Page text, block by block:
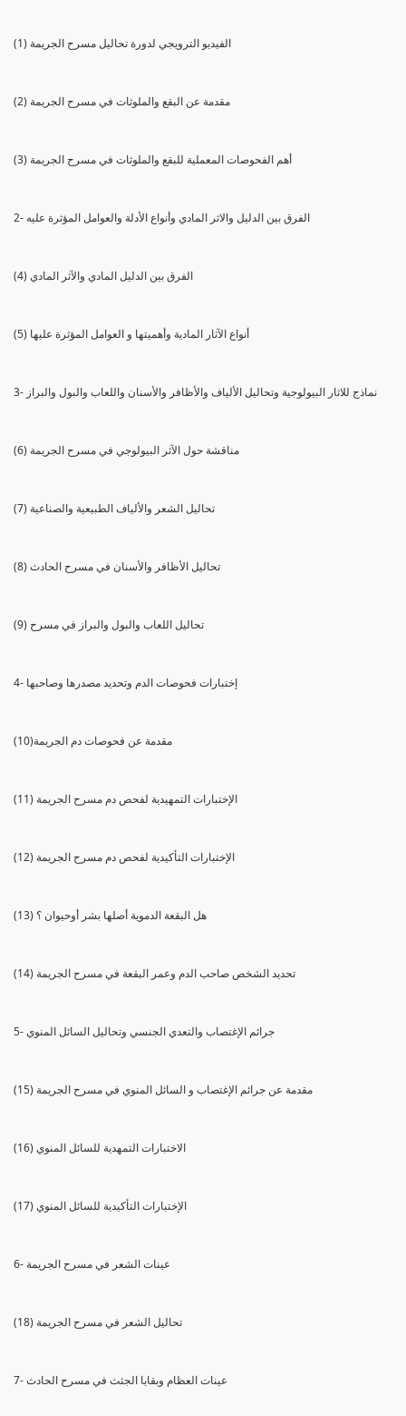
(1) الفيديو الترويجي لدورة تحاليل مسرح الجريمة
(2) مقدمة عن البقع والملوثات في مسرح الجريمة
(3) أهم الفحوصات المعملية للبقع والملوثات في مسرح الجريمة
2- الفرق بين الدليل والاثر المادي وأنواع الأدلة والعوامل المؤثرة عليه
(4) الفرق بين الدليل المادي والآثر المادي
(5) أنواع الآثار المادية وأهميتها و العوامل المؤثرة عليها
3- نماذج للاثار البيولوجية وتحاليل الألياف والأظافر والأسنان واللعاب والبول والبراز
(6) مناقشة حول الآثر البيولوجي في مسرح الجريمة
(7) تحاليل الشعر والألياف الطبيعية والصناعية
(8) تحاليل الأظافر والأسنان في مسرح الحادث
(9) تحاليل اللعاب والبول والبراز في مسرح
4- إختبارات فحوصات الدم وتحديد مصدرها وصاحبها
(10)مقدمة عن فحوصات دم الجريمة
(11) الإختبارات التمهيدية لفحص دم مسرح الجريمة
(12) الإختبارات التأكيدية لفحص دم مسرح الجريمة
(13) هل البقعة الدموية أصلها بشر أوحيوان ؟
(14) تحديد الشخص صاحب الدم وعمر البقعة في مسرح الجريمة
5- جرائم الإغتصاب والتعدي الجنسي وتحاليل السائل المنوي
(15) مقدمة عن جرائم الإغتصاب و السائل المنوي في مسرح الجريمة
(16) الاختبارات التمهدية للسائل المنوي
(17) الإختبارات التأكيدية للسائل المنوي
6- عينات الشعر في مسرح الجريمة
(18) تحاليل الشعر في مسرح الجريمة
7- عينات العظام وبقايا الجثث في مسرح الحادث